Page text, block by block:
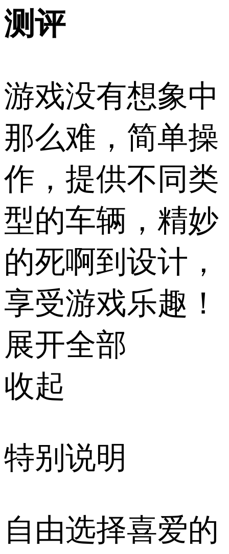
测评
游戏没有想象中
那么难，简单操
作，提供不同类
型的车辆，精妙
的死啊到设计，
享受游戏乐趣！
展开全部
收起
特别说明
自由选择喜爱的